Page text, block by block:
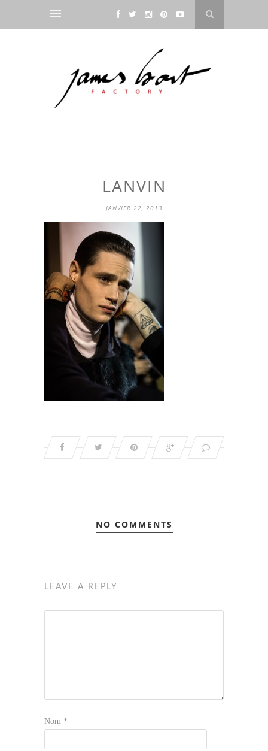
LANVIN
JANVIER 22, 2013
NO COMMENTS
LEAVE A REPLY
Nom *